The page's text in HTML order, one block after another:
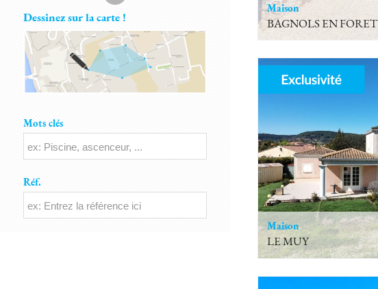
Dessinez sur la carte !
Mots clés
Réf.
Maison
BAGNOLS EN FORET
Maison
LE MUY